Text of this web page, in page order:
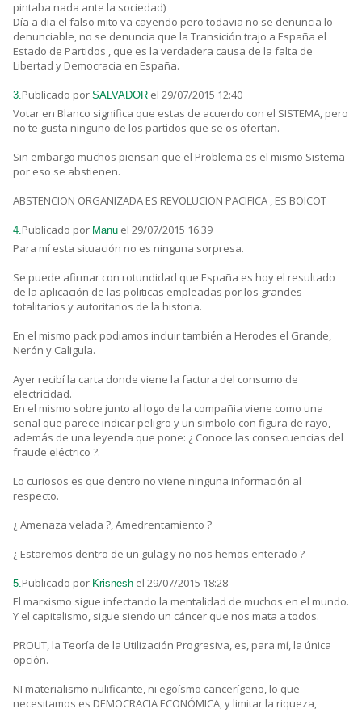
pintaba nada ante la sociedad)
Día a dia el falso mito va cayendo pero todavia no se denuncia lo
denunciable, no se denuncia que la Transición trajo a España el
Estado de Partidos , que es la verdadera causa de la falta de
Libertad y Democracia en España.
3.Publicado por SALVADOR el 29/07/2015 12:40
Votar en Blanco significa que estas de acuerdo con el SISTEMA, pero
no te gusta ninguno de los partidos que se os ofertan.
Sin embargo muchos piensan que el Problema es el mismo Sistema
por eso se abstienen.
ABSTENCION ORGANIZADA ES REVOLUCION PACIFICA , ES BOICOT
4.Publicado por Manu el 29/07/2015 16:39
Para mí esta situación no es ninguna sorpresa.
Se puede afirmar con rotundidad que España es hoy el resultado
de la aplicación de las politicas empleadas por los grandes
totalitarios y autoritarios de la historia.
En el mismo pack podiamos incluir también a Herodes el Grande,
Nerón y Caligula.
Ayer recibí la carta donde viene la factura del consumo de
electricidad.
En el mismo sobre junto al logo de la compañia viene como una
señal que parece indicar peligro y un simbolo con figura de rayo,
además de una leyenda que pone: ¿ Conoce las consecuencias del
fraude eléctrico ?.
Lo curiosos es que dentro no viene ninguna información al
respecto.
¿ Amenaza velada ?, Amedrentamiento ?
¿ Estaremos dentro de un gulag y no nos hemos enterado ?
5.Publicado por Krisnesh el 29/07/2015 18:28
El marxismo sigue infectando la mentalidad de muchos en el mundo.
Y el capitalismo, sigue siendo un cáncer que nos mata a todos.
PROUT, la Teoría de la Utilización Progresiva, es, para mí, la única
opción.
NI materialismo nulificante, ni egoísmo cancerígeno, lo que
necesitamos es DEMOCRACIA ECONÓMICA, y limitar la riqueza,